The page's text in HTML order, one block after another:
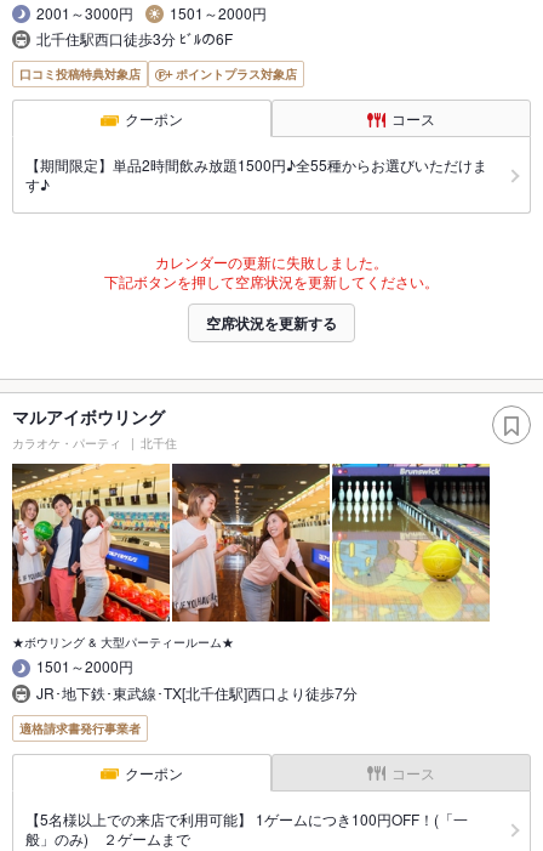
2001～3000円
1501～2000円
北千住駅西口徒歩3分 ﾋﾞﾙの6F
口コミ投稿特典対象店 ポイントプラス対象店
クーポン コース
【期間限定】単品2時間飲み放題1500円♪全55種からお選びいただけま
す♪
カレンダーの更新に失敗しました。
下記ボタンを押して空席状況を更新してください。
空席状況を更新する
マルアイボウリング
カラオケ・パーティ 北千住
★ボウリング & 大型パーティールーム★
1501～2000円
JR･地下鉄･東武線･TX[北千住駅]西口より徒歩7分
適格請求書発行事業者
クーポン コース
【5名様以上での来店で利用可能】 1ゲームにつき100円OFF！(「一
般」のみ) ２ゲームまで